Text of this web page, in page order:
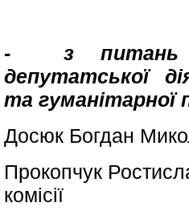
- з питань
депутатської
та гуманітарної
Досюк Богдан
Прокопчук
комісії